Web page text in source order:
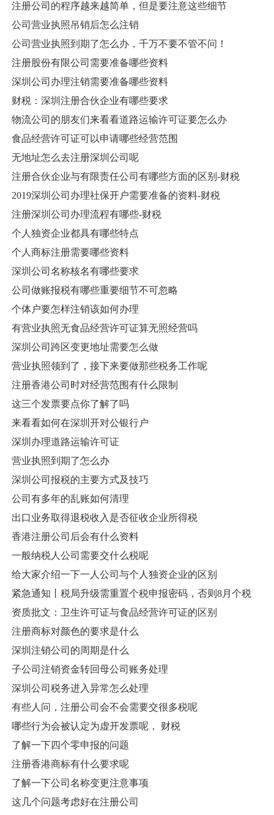
注册公司的程序越来越简单，但是要注意这些细节
公司营业执照吊销后怎么注销
公司营业执照到期了怎么办，千万不要不管不问！
注册股份有限公司需要准备哪些资料
深圳公司办理注销需要准备哪些资料
财税：深圳注册合伙企业有哪些要求
物流公司的朋友们来看看道路运输许可证要怎么办
食品经营许可证可以申请哪些经营范围
无地址怎么去注册深圳公司呢
注册合伙企业与有限责任公司有哪些方面的区别-财税
2019深圳公司办理社保开户需要准备的资料-财税
注册深圳公司办理流程有哪些-财税
个人独资企业都具有哪些特点
个人商标注册需要哪些资料
深圳公司名称核名有哪些要求
公司做账报税有哪些重要细节不可忽略
个体户要怎样注销该如何办理
有营业执照无食品经营许可证算无照经营吗
深圳公司跨区变更地址需要怎么做
营业执照领到了，接下来要做那些税务工作呢
注册香港公司时对经营范围有什么限制
这三个发票要点你了解了吗
来看看如何在深圳开对公银行户
深圳办理道路运输许可证
营业执照到期了怎么办
深圳公司报税的主要方式及技巧
公司有多年的乱账如何清理
出口业务取得退税收入是否征收企业所得税
香港注册公司后会有什么资料
一般纳税人公司需要交什么税呢
给大家介绍一下一人公司与个人独资企业的区别
紧急通知丨税局升级需重置个税申报密码，否则8月个税
资质批文：卫生许可证与食品经营许可证的区别
注册商标对颜色的要求是什么
深圳注销公司的周期是什么
子公司注销资金转回母公司账务处理
深圳公司税务进入异常怎么处理
有些人问，注册公司会不会需要交很多税呢
哪些行为会被认定为虚开发票呢， 财税
了解一下四个零申报的问题
注册香港商标有什么要求呢
了解一下公司名称变更注意事项
这几个问题考虑好在注册公司